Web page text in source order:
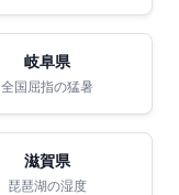
岐阜県
全国屈指の猛暑
滋賀県
琵琶湖の湿度